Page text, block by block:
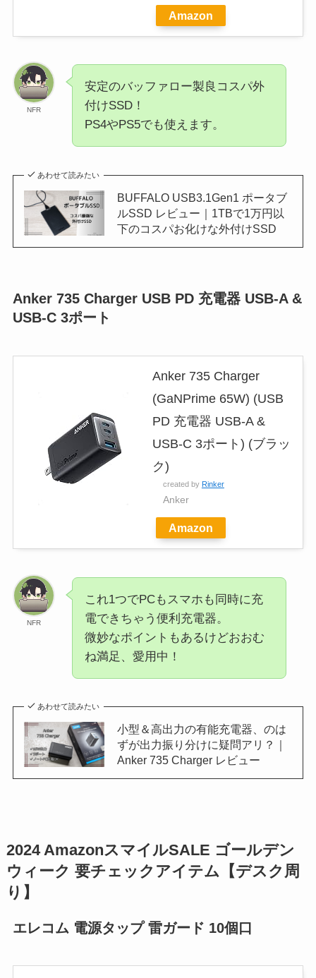
Amazon
NFR
安定のバッファロー製良コスパ外
付けSSD！
PS4やPS5でも使えます。
あわせて読みたい
BUFFALO USB3.1Gen1 ポータブ
ルSSD レビュー｜1TBで1万円以
下のコスパお化けな外付けSSD
Anker 735 Charger USB PD 充電器 USB-A &
USB-C 3ポート
Anker 735 Charger
(GaNPrime 65W) (USB
PD 充電器 USB-A &
USB-C 3ポート) (ブラッ
ク)
created by Rinker
Anker
Amazon
NFR
これ1つでPCもスマホも同時に充
電できちゃう便利充電器。
微妙なポイントもあるけどおおむ
ね満足、愛用中！
あわせて読みたい
小型＆高出力の有能充電器、のは
ずが出力振り分けに疑問アリ？｜
Anker 735 Charger レビュー
2024 AmazonスマイルSALE ゴールデン
ウィーク 要チェックアイテム【デスク周
り】
エレコム 電源タップ 雷ガード 10個口